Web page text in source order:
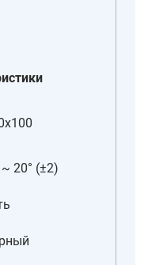
~ 20° (±2)